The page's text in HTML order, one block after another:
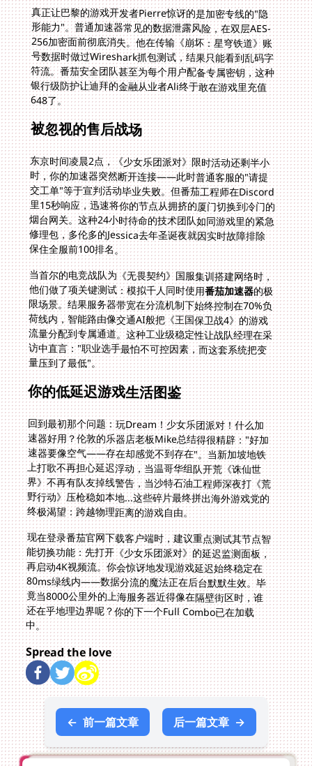
真正让巴黎的游戏开发者Pierre惊讶的是加密专线的"隐
形能力"。普通加速器常见的数据泄露风险，在双层AES-
256加密面前彻底消失。他在传输《崩坏：星穹铁道》账
号数据时做过Wireshark抓包测试，结果只能看到乱码字
符流。番茄安全团队甚至为每个用户配备专属密钥，这种
银行级防护让迪拜的金融从业者Ali终于敢在游戏里充值
648了。
被忽视的售后战场
东京时间凌晨2点，《少女乐团派对》限时活动还剩半小
时，你的加速器突然断开连接——此时普通客服的"请提
交工单"等于宣判活动毕业失败。但番茄工程师在Discord
里15秒响应，迅速将你的节点从拥挤的厦门切换到冷门的
烟台网关。这种24小时待命的技术团队如同游戏里的紧急
修理包，多伦多的Jessica去年圣诞夜就因实时故障排除
保住全服前100排名。
当首尔的电竞战队为《无畏契约》国服集训搭建网络时，
他们做了项关键测试：模拟千人同时使用番茄加速器的极
限场景。结果服务器带宽在分流机制下始终控制在70%负
荷线内，智能路由像交通AI般把《王国保卫战4》的游戏
流量分配到专属通道。这种工业级稳定性让战队经理在采
访中直言："职业选手最怕不可控因素，而这套系统把变
量压到了最低"。
你的低延迟游戏生活图鉴
回到最初那个问题：玩Dream！少女乐团派对！什么加
速器好用？伦敦的乐器店老板Mike总结得很精辟："好加
速器要像空气——存在却感觉不到存在"。当新加坡地铁
上打歌不再担心延迟浮动，当温哥华组队开荒《诛仙世
界》不再有队友掉线警告，当沙特石油工程师深夜打《荒
野行动》压枪稳如本地...这些碎片最终拼出海外游戏党的
终极渴望：跨越物理距离的游戏自由。
现在登录番茄官网下载客户端时，建议重点测试其节点智
能切换功能：先打开《少女乐团派对》的延迟监测面板，
再启动4K视频流。你会惊讶地发现游戏延迟始终稳定在
80ms绿线内——数据分流的魔法正在后台默默生效。毕
竟当8000公里外的上海服务器近得像在隔壁街区时，谁
还在乎地理边界呢？你的下一个Full Combo已在加载
中。
Spread the love
← 前一篇文章 后一篇文章 →